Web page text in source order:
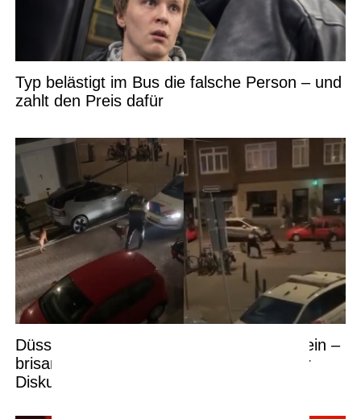
Typ belästigt im Bus die falsche Person – und
zahlt den Preis dafür
Düsseldorf: Polizei greift mit Diensthund ein –
brisante Szenen am Rheinufer sorgen für
Diskussionen